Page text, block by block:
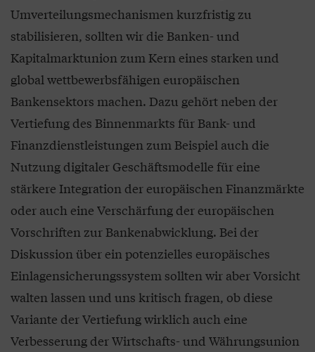
Umverteilungsmechanismen kurzfristig zu
stabilisieren, sollten wir die Banken- und
Kapitalmarktunion zum Kern eines starken und
global wettbewerbsfähigen europäischen
Bankensektors machen. Dazu gehört neben der
Vertiefung des Binnenmarkts für Bank- und
Finanzdienstleistungen zum Beispiel auch die
Nutzung digitaler Geschäftsmodelle für eine
stärkere Integration der europäischen Finanzmärkte
oder auch eine Verschärfung der europäischen
Vorschriften zur Bankenabwicklung. Bei der
Diskussion über ein potenzielles europäisches
Einlagensicherungssystem sollten wir aber Vorsicht
walten lassen und uns kritisch fragen, ob diese
Variante der Vertiefung wirklich auch eine
Verbesserung der Wirtschafts- und Währungsunion